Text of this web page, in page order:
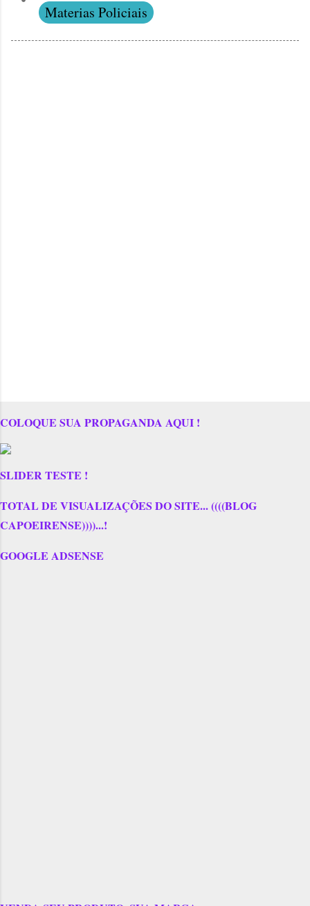
Materias Policiais
COLOQUE SUA PROPAGANDA AQUI !
SLIDER TESTE !
TOTAL DE VISUALIZAÇÕES DO SITE... ((((BLOG
CAPOEIRENSE))))...!
GOOGLE ADSENSE